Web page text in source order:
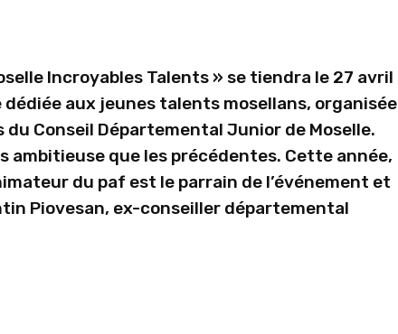
Incroyables Talents » se tiendra le 27 avril
aux jeunes talents mosellans, organisée
du Conseil Départemental Junior de Moselle.
ambitieuse que les précédentes. Cette année,
du paf est le parrain de l’événement et
Piovesan, ex-conseiller départemental